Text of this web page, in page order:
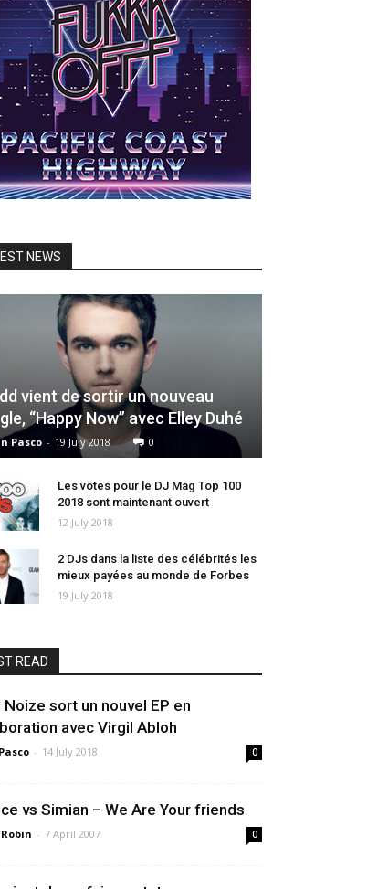
NEWS
vient de sortir un nouveau
“Happy Now” avec Elley Duhé
Pasco - 19 July 2018 0
Les votes pour le DJ Mag Top 100
2018 sont maintenant ouvert
12 July 2018
2 DJs dans la liste des célébrités les
mieux payées au monde de Forbes
19 July 2018
READ
Noize sort un nouvel EP en
avec Virgil Abloh
- 14 July 2018 0
vs Simian – We Are Your friends
- 7 April 2007 0